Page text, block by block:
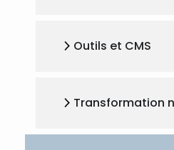
Outils et CMS
Transformation